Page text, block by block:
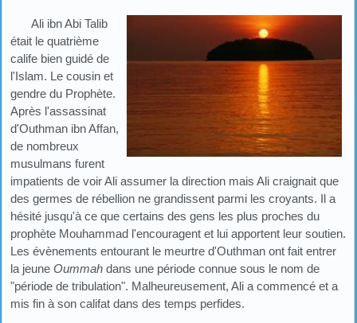
Ali ibn Abi Talib
était le quatrième
calife bien guidé de
l'Islam. Le cousin et
gendre du Prophète.
Après l'assassinat
d'Outhman ibn Affan,
de nombreux
musulmans furent
impatients de voir Ali assumer la direction mais Ali craignait que
des germes de rébellion ne grandissent parmi les croyants. Il a
hésité jusqu'à ce que certains des gens les plus proches du
prophète Mouhammad l'encouragent et lui apportent leur soutien.
Les évènements entourant le meurtre d'Outhman ont fait entrer
la jeune Oummah dans une période connue sous le nom de
"période de tribulation". Malheureusement, Ali a commencé et a
mis fin à son califat dans des temps perfides.